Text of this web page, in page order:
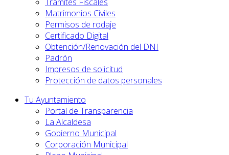
Matrimonios Civiles
Permisos de rodaje
Certificado Digital
Obtención/Renovación del DNI
Padrón
Impresos de solicitud
Protección de datos personales
Tu Ayuntamiento
Portal de Transparencia
La Alcaldesa
Gobierno Municipal
Corporación Municipal